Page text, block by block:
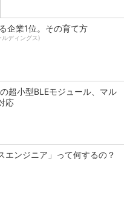
企業1位。その育て方
ルディングス)
超小型BLEモジュール、マル
応
エンジニア」って何するの？